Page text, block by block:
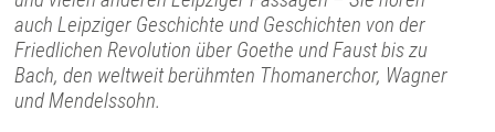
auch Leipziger Geschichte und Geschichten von der
Friedlichen Revolution über Goethe und Faust bis zu
Bach, den weltweit berühmten Thomanerchor, Wagner
und Mendelssohn.